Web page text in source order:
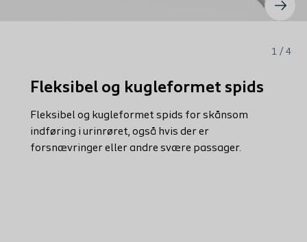
1 / 4
Fleksibel og kugleformet spids
Fleksibel og kugleformet spids for skånsom
indføring i urinrøret, også hvis der er
forsnævringer eller andre svære passager.